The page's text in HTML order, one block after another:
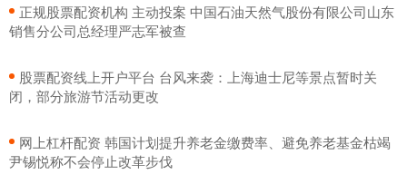
​正规股票配资机构 主动投案 中国石油天然气股份有限公司山东
销售分公司总经理严志军被查
​股票配资线上开户平台 台风来袭：上海迪士尼等景点暂时关
闭，部分旅游节活动更改
​网上杠杆配资 韩国计划提升养老金缴费率、避免养老基金枯竭
尹锡悦称不会停止改革步伐